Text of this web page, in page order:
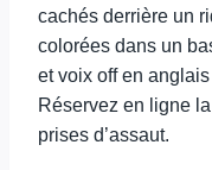
cachés derrière un
colorées dans un
et voix off en
Réservez en ligne
prises d’assaut.